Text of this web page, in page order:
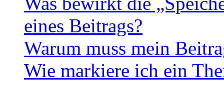
eines Beitrags?
Warum muss mein
Wie markiere ich ein